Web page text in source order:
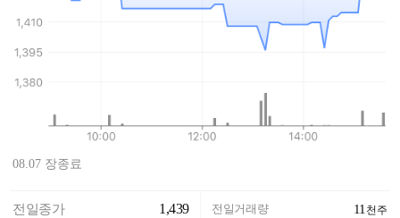
08.07 장종료
전일종가 1,439 전일거래량 11천주